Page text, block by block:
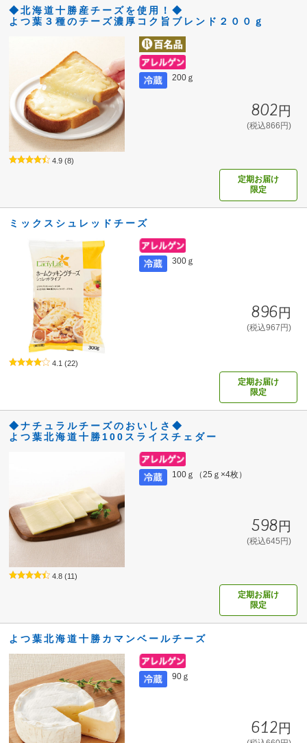
◆北海道十勝産チーズを使用！◆
よつ葉３種のチーズ濃厚コク旨ブレンド２００ｇ
200ｇ
802円
(税込866円)
4.9 (8)
定期お届け
限定
ミックスシュレッドチーズ
300ｇ
896円
(税込967円)
4.1 (22)
定期お届け
限定
◆ナチュラルチーズのおいしさ◆
よつ葉北海道十勝100スライスチェダー
100ｇ（25ｇ×4枚）
598円
(税込645円)
4.8 (11)
定期お届け
限定
よつ葉北海道十勝カマンベールチーズ
90ｇ
612円